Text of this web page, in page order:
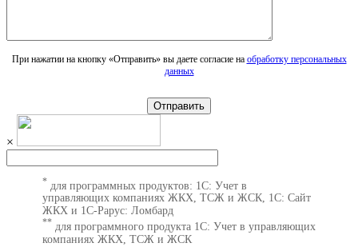
При нажатии на кнопку «Отправить» вы даете согласие на обработку персональных
данных
Отправить
×
* для программных продуктов: 1С: Учет в
управляющих компаниях ЖКХ, ТСЖ и ЖСК, 1С: Сайт
ЖКХ и 1С-Рарус: Ломбард
** для программного продукта 1С: Учет в управляющих
компаниях ЖКХ, ТСЖ и ЖСК